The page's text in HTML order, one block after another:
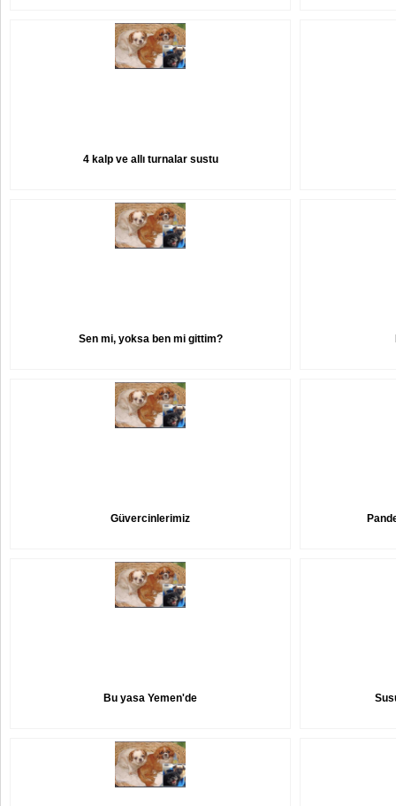
4 kalp ve allı turnalar sustu
Sen mi, yoksa ben mi gittim?
Güvercinlerimiz
Bu yasa Yemen'de